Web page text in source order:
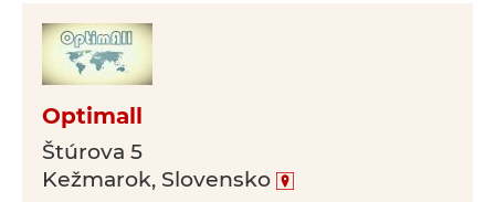
Optimall
Štúrova 5
Kežmarok, Slovensko